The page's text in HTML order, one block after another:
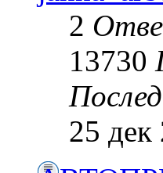
2
13730
25 дек